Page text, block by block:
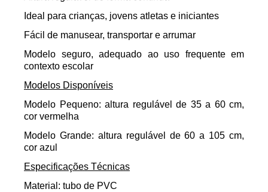
Ideal para crianças, jovens atletas e iniciantes
Fácil de manusear, transportar e arrumar
Modelo seguro, adequado ao uso frequente em
contexto escolar
Modelos Disponíveis
Modelo Pequeno: altura regulável de 35 a 60 cm,
cor vermelha
Modelo Grande: altura regulável de 60 a 105 cm,
cor azul
Especificações Técnicas
Material: tubo de PVC